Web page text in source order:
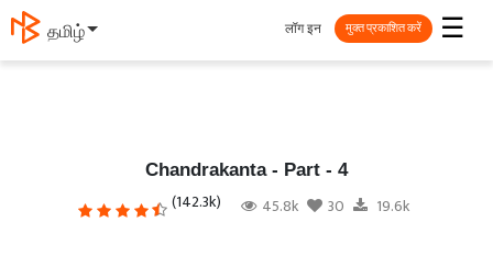
தமிழ் ☰
लॉग इन मुक्त प्रकाशित करें
Chandrakanta - Part - 4
(142.3k) 45.8k 30 19.6k